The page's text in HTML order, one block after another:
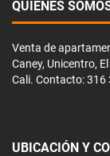
QUIÉNES
Venta de
Caney, Unicentro,
Cali. Contacto: 316
UBICACIÓN Y